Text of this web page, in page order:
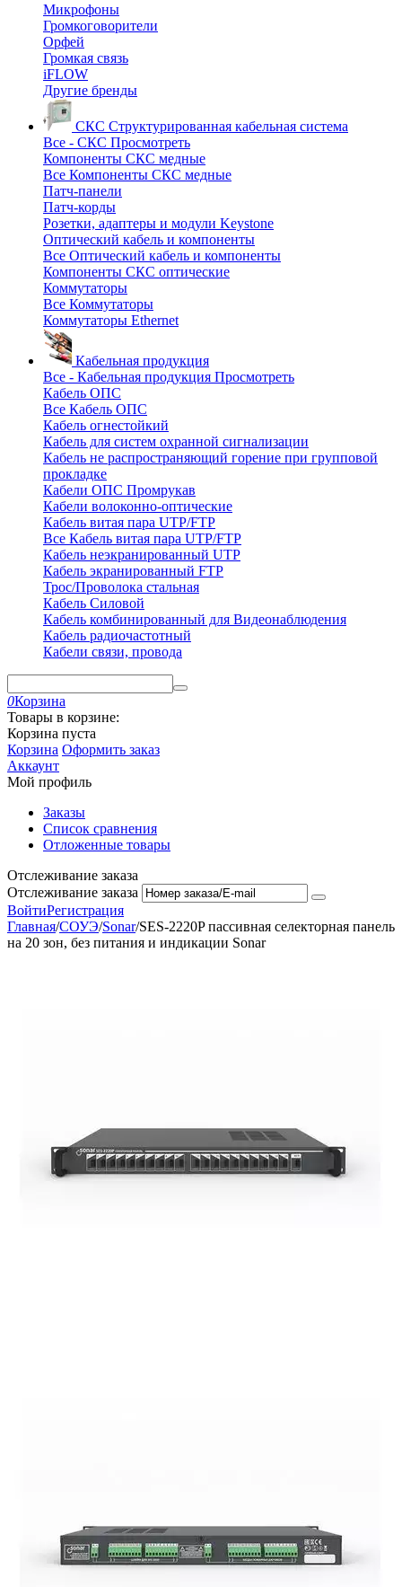
Микрофоны
Громкоговорители
Орфей
Громкая связь
iFLOW
Другие бренды
СКС Структурированная кабельная система
Все - СКС Просмотреть
Компоненты СКС медные
Все Компоненты СКС медные
Патч-панели
Патч-корды
Розетки, адаптеры и модули Keystone
Оптический кабель и компоненты
Все Оптический кабель и компоненты
Компоненты СКС оптические
Коммутаторы
Все Коммутаторы
Коммутаторы Ethernet
Кабельная продукция
Все - Кабельная продукция Просмотреть
Кабель ОПС
Все Кабель ОПС
Кабель огнестойкий
Кабель для систем охранной сигнализации
Кабель не распространяющий горение при групповой
прокладке
Кабели ОПС Промрукав
Кабели волоконно-оптические
Кабель витая пара UTP/FTP
Все Кабель витая пара UTP/FTP
Кабель неэкранированный UTP
Кабель экранированный FTP
Трос/Проволока стальная
Кабель Силовой
Кабель комбинированный для Видеонаблюдения
Кабель радиочастотный
Кабели связи, провода
0Корзина
Товары в корзине:
Корзина пуста
Корзина Оформить заказ
Аккаунт
Мой профиль
Заказы
Список сравнения
Отложенные товары
Отслеживание заказа
Отслеживание заказа
ВойтиРегистрация
Главная/СОУЭ/Sonar/SES-2220P пассивная селекторная панель
на 20 зон, без питания и индикации Sonar